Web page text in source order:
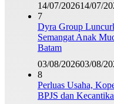
14/07/202614/07/
7
Dyra Group
Semangat Anak
Batam
03/08/202603/08/
8
Perluas Usaha,
BPJS dan